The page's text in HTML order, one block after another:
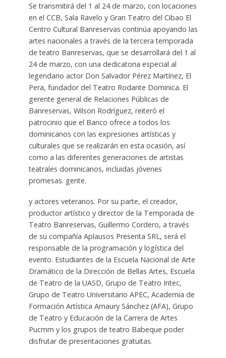
Se transmitirá del 1 al 24 de marzo, con locaciones
en el CCB, Sala Ravelo y Gran Teatro del Cibao El
Centro Cultural Banreservas continúa apoyando las
artes nacionales a través de la tercera temporada
de teatro Banreservas, que se desarrollará del 1 al
24 de marzo, con una dedicatoria especial al
legendario actor Don Salvador Pérez Martínez, El
Pera, fundador del Teatro Rodante Dominica. El
gerente general de Relaciones Públicas de
Banreservas, Wilson Rodríguez, reiteró el
patrocinio que el Banco ofrece a todos los
dominicanos con las expresiones artísticas y
culturales que se realizarán en esta ocasión, así
como a las diferentes generaciones de artistas
teatrales dominicanos, incluidas jóvenes
promesas. gente.
y actores veteranos. Por su parte, el creador,
productor artístico y director de la Temporada de
Teatro Banreservas, Guillermo Cordero, a través
de su compañía Aplausos Presenta SRL, será el
responsable de la programación y logística del
evento. Estudiantes de la Escuela Nacional de Arte
Dramático de la Dirección de Bellas Artes, Escuela
de Teatro de la UASD, Grupo de Teatro Intec,
Grupo de Teatro Universitario APEC, Academia de
Formación Artística Amaury Sánchez (AFA), Grupo
de Teatro y Educación de la Carrera de Artes
Pucmm y los grupos de teatro Babeque poder
disfrutar de presentaciones gratuitas.